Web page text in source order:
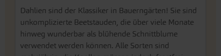
Dahlien sind der Klassiker in Bauerngärten! Sie sind
unkomplizierte Beetstauden, die über viele Monate
hinweg wunderbar als blühende Schnittblume
verwendet werden können. Alle Sorten sind